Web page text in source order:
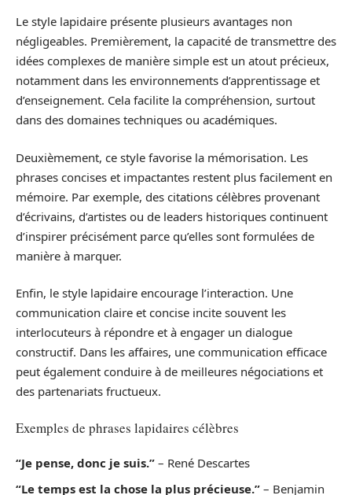
Le style lapidaire présente plusieurs avantages non
négligeables. Premièrement, la capacité de transmettre des
idées complexes de manière simple est un atout précieux,
notamment dans les environnements d’apprentissage et
d’enseignement. Cela facilite la compréhension, surtout
dans des domaines techniques ou académiques.
Deuxièmement, ce style favorise la mémorisation. Les
phrases concises et impactantes restent plus facilement en
mémoire. Par exemple, des citations célèbres provenant
d’écrivains, d’artistes ou de leaders historiques continuent
d’inspirer précisément parce qu’elles sont formulées de
manière à marquer.
Enfin, le style lapidaire encourage l’interaction. Une
communication claire et concise incite souvent les
interlocuteurs à répondre et à engager un dialogue
constructif. Dans les affaires, une communication efficace
peut également conduire à de meilleures négociations et
des partenariats fructueux.
Exemples de phrases lapidaires célèbres
“Je pense, donc je suis.” – René Descartes
“Le temps est la chose la plus précieuse.” – Benjamin